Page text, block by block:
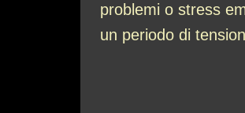
problemi o stress
un periodo di